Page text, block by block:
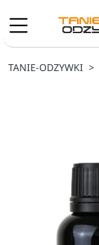
TANIE-ODZYWKI